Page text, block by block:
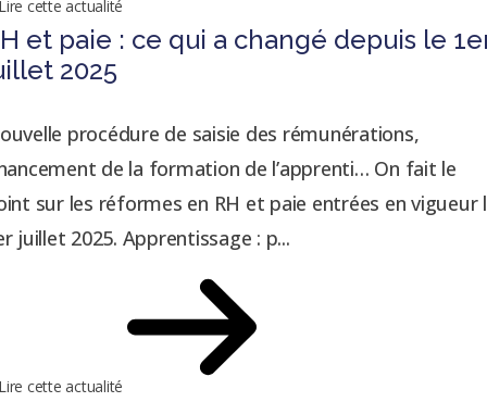
cette actualité
et paie : ce qui a changé depuis le
2025
procédure de saisie des rémunérations,
de la formation de l’apprenti… On fait le
sur les réformes en RH et paie entrées en vigueur
juillet 2025. Apprentissage : p...
cette actualité